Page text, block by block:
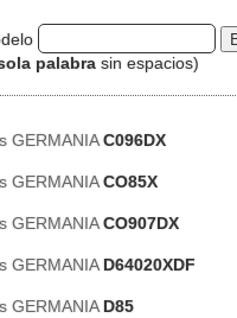
palabra sin espacios)
GERMANIAC096DX
GERMANIACO85X
GERMANIACO907DX
GERMANIA D64020XDF
GERMANIA D85